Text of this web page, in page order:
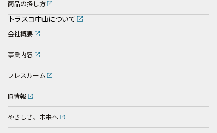
商品の探し方
トラスコ中山について
会社概要
事業内容
プレスルーム
IR情報
やさしさ、未来へ